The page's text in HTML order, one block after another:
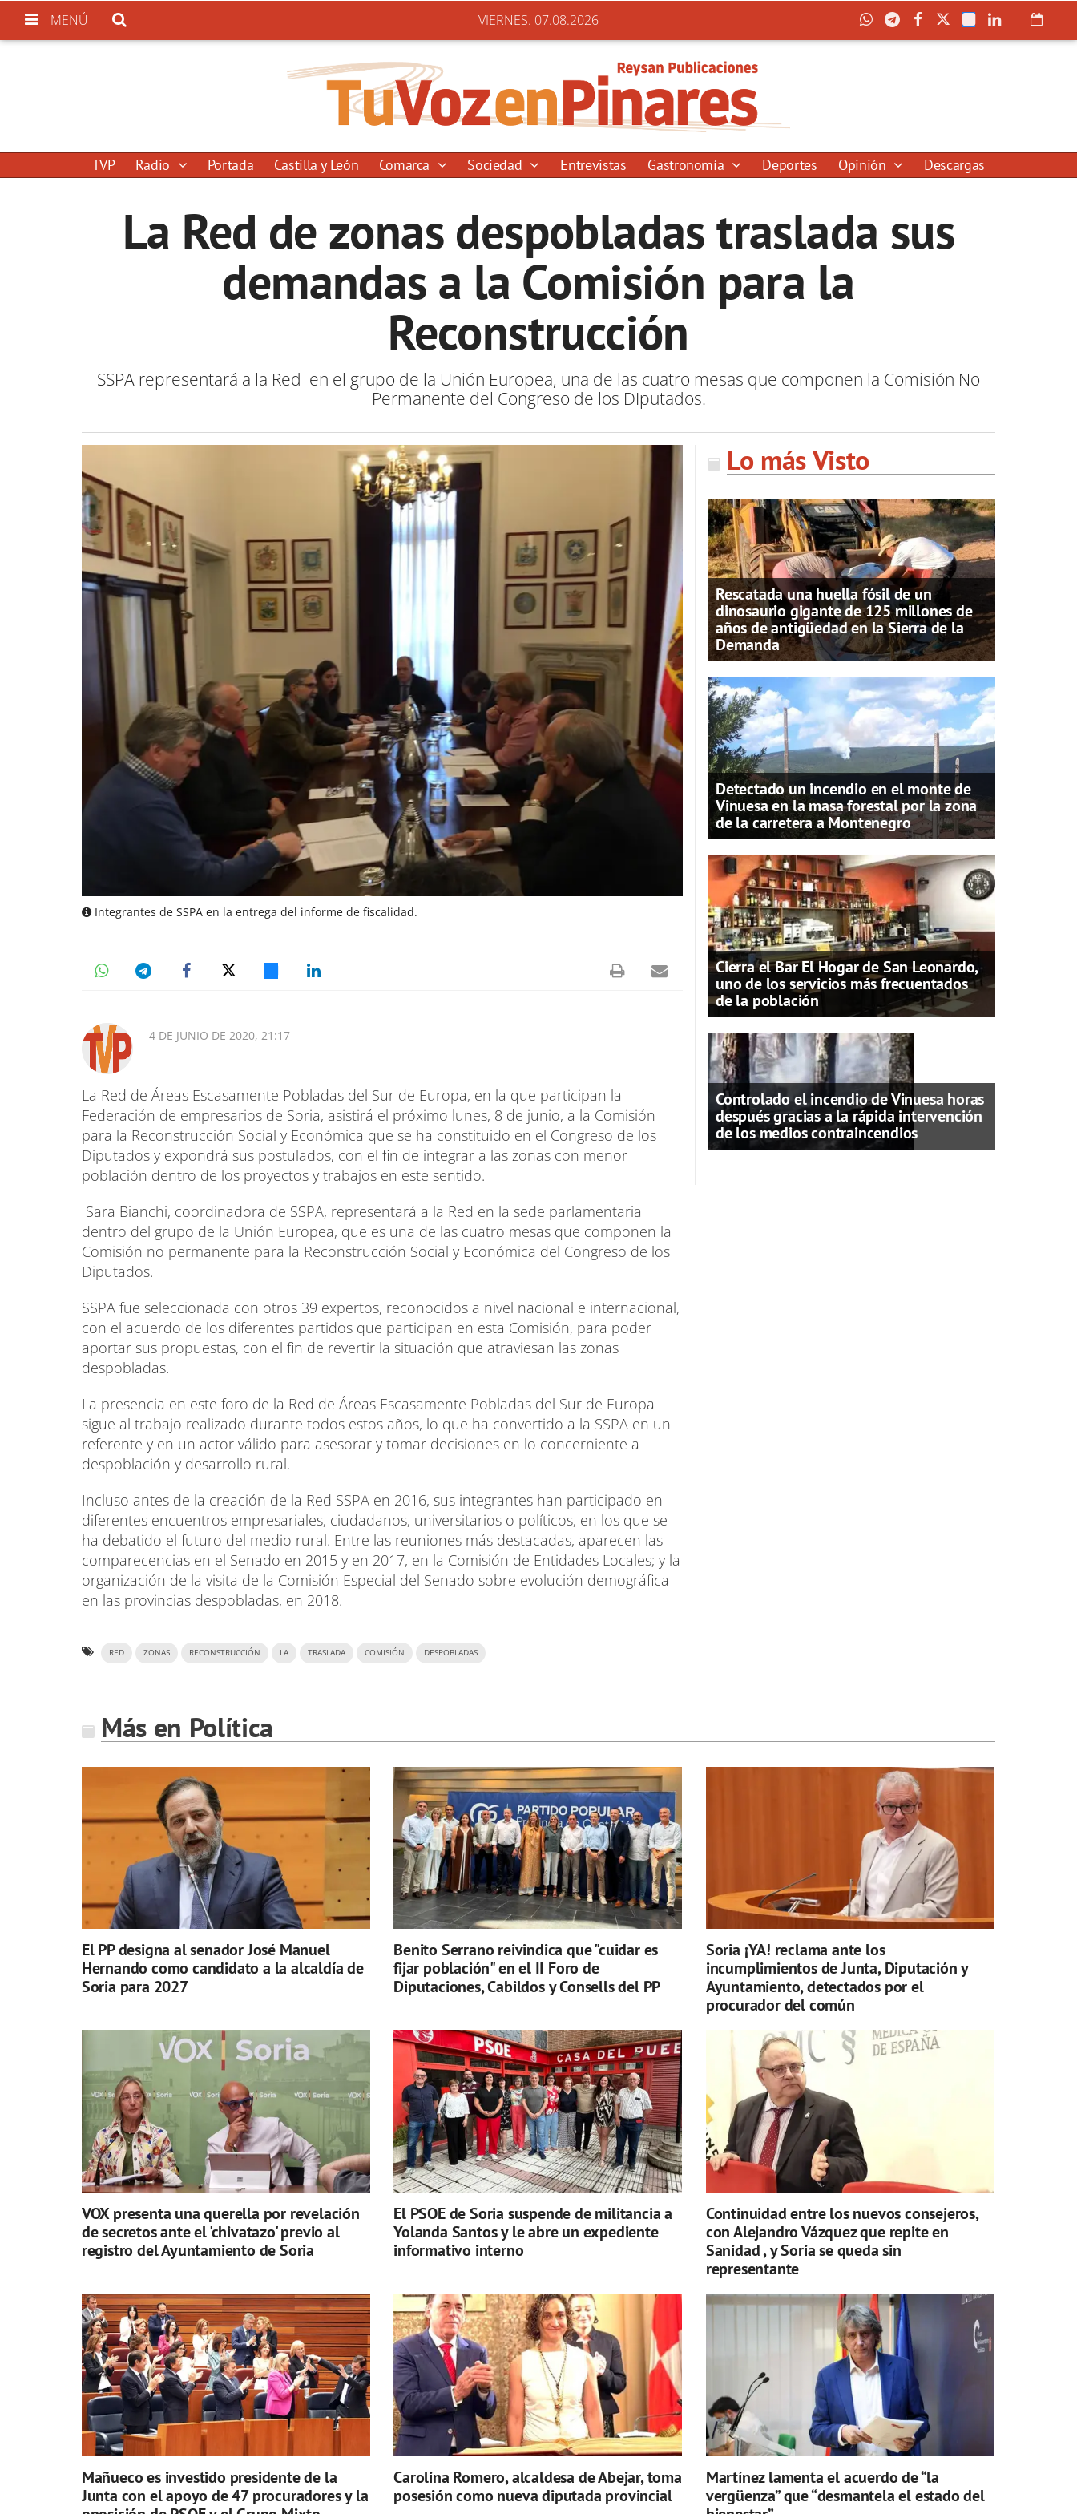
MENÚ VIERNES. 07.08.2026
TVP Radio Portada Castilla y León Comarca Sociedad Entrevistas Gastronomía Deportes Opinión Descargas
La Red de zonas despobladas traslada sus
demandas a la Comisión para la
Reconstrucción
SSPA representará a la Red en el grupo de la Unión Europea, una de las cuatro mesas que componen la Comisión No
Permanente del Congreso de los DIputados.
Integrantes de SSPA en la entrega del informe de fiscalidad.
4 DE JUNIO DE 2020, 21:17
La Red de Áreas Escasamente Pobladas del Sur de Europa, en la que participan la
Federación de empresarios de Soria, asistirá el próximo lunes, 8 de junio, a la Comisión
para la Reconstrucción Social y Económica que se ha constituido en el Congreso de los
Diputados y expondrá sus postulados, con el fin de integrar a las zonas con menor
población dentro de los proyectos y trabajos en este sentido.
Sara Bianchi, coordinadora de SSPA, representará a la Red en la sede parlamentaria
dentro del grupo de la Unión Europea, que es una de las cuatro mesas que componen la
Comisión no permanente para la Reconstrucción Social y Económica del Congreso de los
Diputados.
SSPA fue seleccionada con otros 39 expertos, reconocidos a nivel nacional e internacional,
con el acuerdo de los diferentes partidos que participan en esta Comisión, para poder
aportar sus propuestas, con el fin de revertir la situación que atraviesan las zonas
despobladas.
La presencia en este foro de la Red de Áreas Escasamente Pobladas del Sur de Europa
sigue al trabajo realizado durante todos estos años, lo que ha convertido a la SSPA en un
referente y en un actor válido para asesorar y tomar decisiones en lo concerniente a
despoblación y desarrollo rural.
Incluso antes de la creación de la Red SSPA en 2016, sus integrantes han participado en
diferentes encuentros empresariales, ciudadanos, universitarios o políticos, en los que se
ha debatido el futuro del medio rural. Entre las reuniones más destacadas, aparecen las
comparecencias en el Senado en 2015 y en 2017, en la Comisión de Entidades Locales; y la
organización de la visita de la Comisión Especial del Senado sobre evolución demográfica
en las provincias despobladas, en 2018.
RED ZONAS RECONSTRUCCIÓN LA TRASLADA COMISIÓN DESPOBLADAS
Lo más Visto
Rescatada una huella fósil de un
dinosaurio gigante de 125 millones de
años de antigüedad en la Sierra de la
Demanda
Detectado un incendio en el monte de
Vinuesa en la masa forestal por la zona
de la carretera a Montenegro
Cierra el Bar El Hogar de San Leonardo,
uno de los servicios más frecuentados
de la población
Controlado el incendio de Vinuesa horas
después gracias a la rápida intervención
de los medios contraincendios
Más en Política
El PP designa al senador José Manuel
Hernando como candidato a la alcaldía de
Soria para 2027
Benito Serrano reivindica que "cuidar es
fijar población" en el II Foro de
Diputaciones, Cabildos y Consells del PP
Soria ¡YA! reclama ante los
incumplimientos de Junta, Diputación y
Ayuntamiento, detectados por el
procurador del común
VOX presenta una querella por revelación
de secretos ante el 'chivatazo' previo al
registro del Ayuntamiento de Soria
El PSOE de Soria suspende de militancia a
Yolanda Santos y le abre un expediente
informativo interno
Continuidad entre los nuevos consejeros,
con Alejandro Vázquez que repite en
Sanidad , y Soria se queda sin
representante
Mañueco es investido presidente de la
Junta con el apoyo de 47 procuradores y la
Carolina Romero, alcaldesa de Abejar, toma
posesión como nueva diputada provincial
Martínez lamenta el acuerdo de “la
vergüenza” que “desmantela el estado del